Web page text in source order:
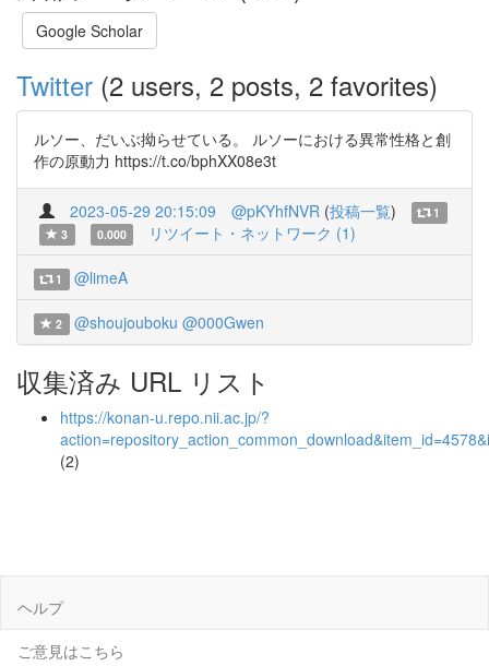
Google Scholar
Twitter (2 users, 2 posts, 2 favorites)
ルソー、だいぶ拗らせている。 ルソーにおける異常性格と創
作の原動力 https://t.co/bphXX08e3t
2023-05-29 20:15:09 @pKYhfNVR (投稿一覧)
1
3
0.000 リツイート・ネットワーク (1)
1 @limeA
2 @shoujouboku @000Gwen
収集済み URL リスト
https://konan-u.repo.nii.ac.jp/?
(2)
ヘルプ
ご意見はこちら